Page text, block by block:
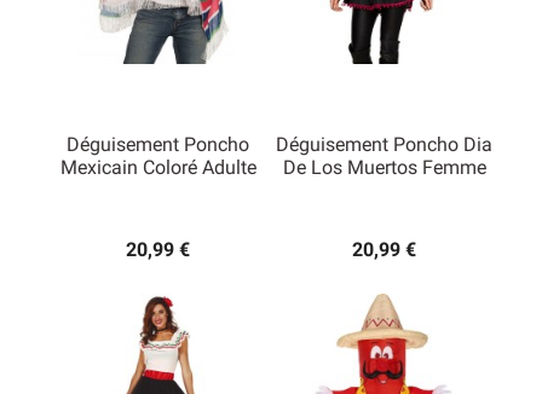
Déguisement Poncho
Mexicain Coloré Adulte
20,99 €
Déguisement Poncho Dia
De Los Muertos Femme
20,99 €